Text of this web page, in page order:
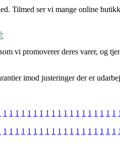
Tilmed ser vi mange online
vi promoverer deres varer, og
imod justeringer der er
1 1 1 1 1 1 1 1 1 1 1 1 1 1 1 1 1 1 1 1
1 1 1 1 1 1 1 1 1 1 1 1 1 1 1 1 1 1 1 1